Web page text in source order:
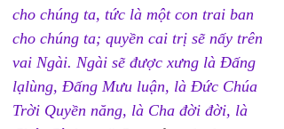
cho chúng ta, tức là một con trai ban
cho chúng ta; quyền cai trị sẽ nấy trên
vai Ngài. Ngài sẽ được xưng là Đấng
lạlùng, Đấng Mưu luận, là Đức Chúa
Trời Quyền năng, là Cha đời đời, là